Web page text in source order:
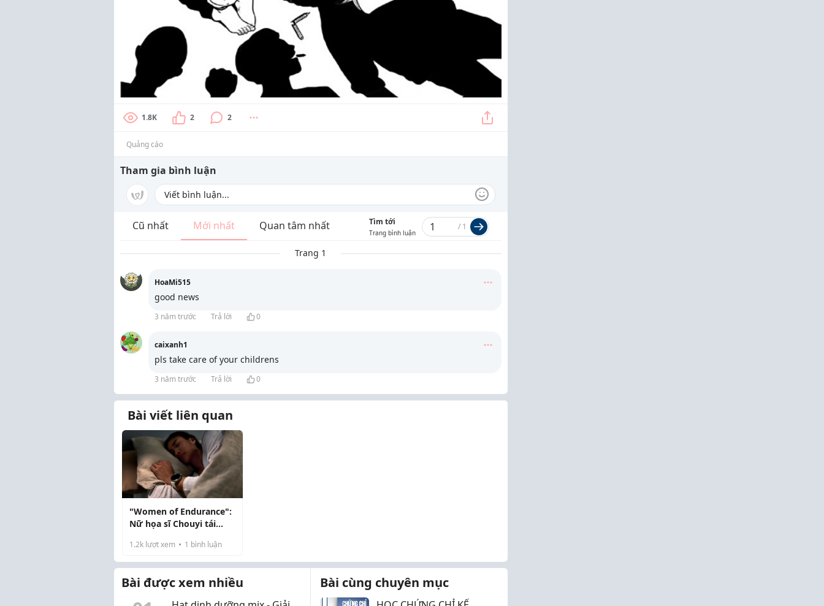
1.8K 2 2
Quảng cáo
Tham gia bình luận
Cũ nhất Mới nhất Quan tâm nhất Tìm tới
Trang bình luận
/ 1
Trang 1
HoaMi515
good news
3 năm trước Trả lời 0
caixanh1
pls take care of your childrens
3 năm trước Trả lời 0
Bài viết liên quan
"Women of Endurance":
Nữ họa sĩ Chouyi tái
qua những gam màu
rực rỡ
1.2k lượt xem 1 bình luận
Bài được xem nhiều Bài cùng chuyên mục